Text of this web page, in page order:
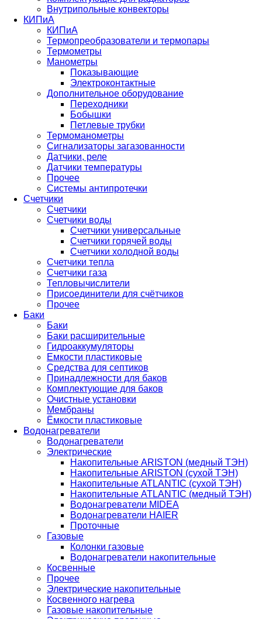
Внутрипольные конвекторы
КИПиА
КИПиА
Термопреобразователи и термопары
Термометры
Манометры
Показывающие
Электроконтактные
Дополнительное оборудование
Переходники
Бобышки
Петлевые трубки
Термоманометры
Сигнализаторы загазованности
Датчики, реле
Датчики температуры
Прочее
Системы антипротечки
Счетчики
Счетчики
Счетчики воды
Счетчики универсальные
Счетчики горячей воды
Счетчики холодной воды
Счетчики тепла
Счетчики газа
Тепловычислители
Присоединители для счётчиков
Прочее
Баки
Баки
Баки расширительные
Гидроаккумуляторы
Емкости пластиковые
Средства для септиков
Принадлежности для баков
Комплектующие для баков
Очистные установки
Мембраны
Ёмкости пластиковые
Водонагреватели
Водонагреватели
Электрические
Накопительные ARISTON (медный ТЭН)
Накопительные ARISTON (сухой ТЭН)
Накопительные ATLANTIC (сухой ТЭН)
Накопительные ATLANTIC (медный ТЭН)
Водонагреватели MIDEA
Водонагреватели HAIER
Проточные
Газовые
Колонки газовые
Водонагреватели накопительные
Косвенные
Прочее
Электрические накопительные
Косвенного нагрева
Газовые накопительные